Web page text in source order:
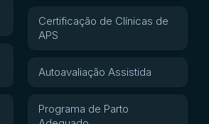
Certificação de Clínicas de
APS
Autoavaliação Assistida
Programa de Parto